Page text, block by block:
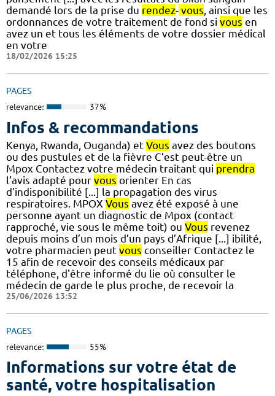
demandé lors de la prise du rendez- vous, ainsi que les
ordonnances de votre traitement de fond si vous en
avez un et tous les éléments de votre dossier médical
en votre
18/02/2026 15:25
PAGES
relevance: 37%
Infos & recommandations
Kenya, Rwanda, Ouganda) et Vous avez des boutons
ou des pustules et de la fièvre C’est peut-être un
Mpox Contactez votre médecin traitant qui prendra
l’avis adapté pour vous orienter En cas
d'indisponibilité [...] la propagation des virus
respiratoires. MPOX Vous avez été exposé à une
personne ayant un diagnostic de Mpox (contact
rapproché, vie sous le même toit) ou Vous revenez
depuis moins d’un mois d’un pays d’Afrique [...] ibilité,
votre pharmacien peut vous conseiller Contactez le
15 afin de recevoir des conseils médicaux par
téléphone, d'être informé du lie où consulter le
médecin de garde le plus proche, de recevoir la
25/06/2026 13:52
PAGES
relevance: 55%
Informations sur votre état de
santé, votre hospitalisation